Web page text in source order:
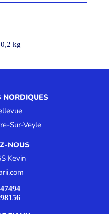
0,2 kg
NORDIQUES
Sur-Veyle
NOUS
Kevin